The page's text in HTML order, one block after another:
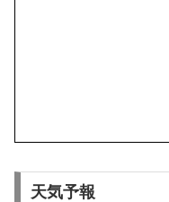
天気予報